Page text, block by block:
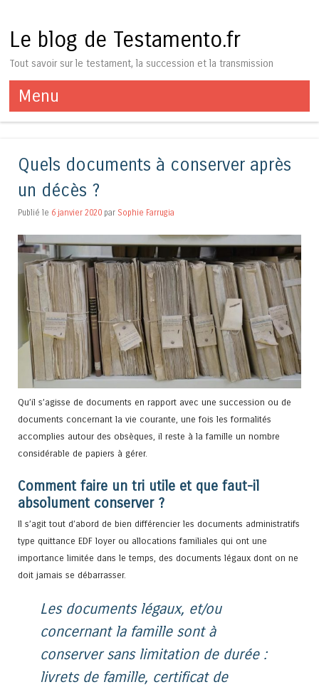
Le blog de Testamento.fr
Tout savoir sur le testament, la succession et la transmission
Menu
Aller au contenu
Quels documents à conserver après
un décès ?
Publié le 6 janvier 2020 par Sophie Farrugia
Qu’il s’agisse de documents en rapport avec une succession ou de
documents concernant la vie courante, une fois les formalités
accomplies autour des obsèques, il reste à la famille un nombre
considérable de papiers à gérer.
Comment faire un tri utile et que faut-il
absolument conserver ?
Il s’agit tout d’abord de bien différencier les documents administratifs
type quittance EDF loyer ou allocations familiales qui ont une
importance limitée dans le temps, des documents légaux dont on ne
doit jamais se débarrasser.
Les documents légaux, et/ou
concernant la famille sont à
conserver sans limitation de durée :
livrets de famille, certificat de